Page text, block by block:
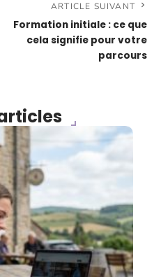
ARTICLE SUIVANT
Formation initiale : ce que
cela signifie pour votre
parcours